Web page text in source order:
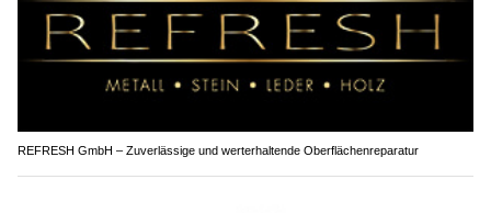
REFRESH GmbH – Zuverlässige und werterhaltende Oberflächenreparatur